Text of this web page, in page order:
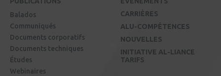
Balados
Communiqués
Documents corporatifs
Documents techniques
Études
Webinaires
CARRIÈRES
ALU-COMPÉTENCES
NOUVELLES
INITIATIVE AL-LIANCE
TARIFS